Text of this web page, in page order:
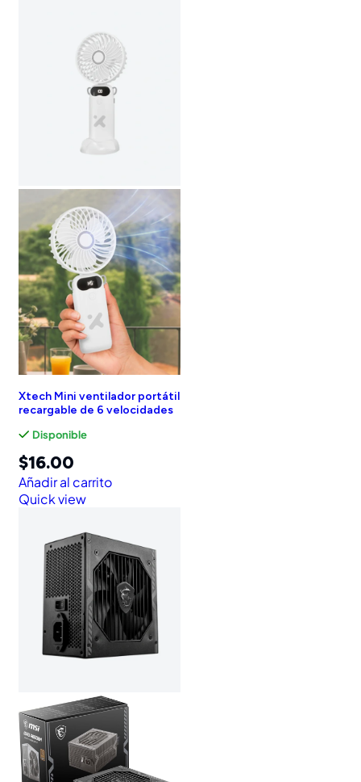
Xtech Mini ventilador portátil
recargable de 6 velocidades
Disponible
$16.00
Añadir al carrito
Quick view